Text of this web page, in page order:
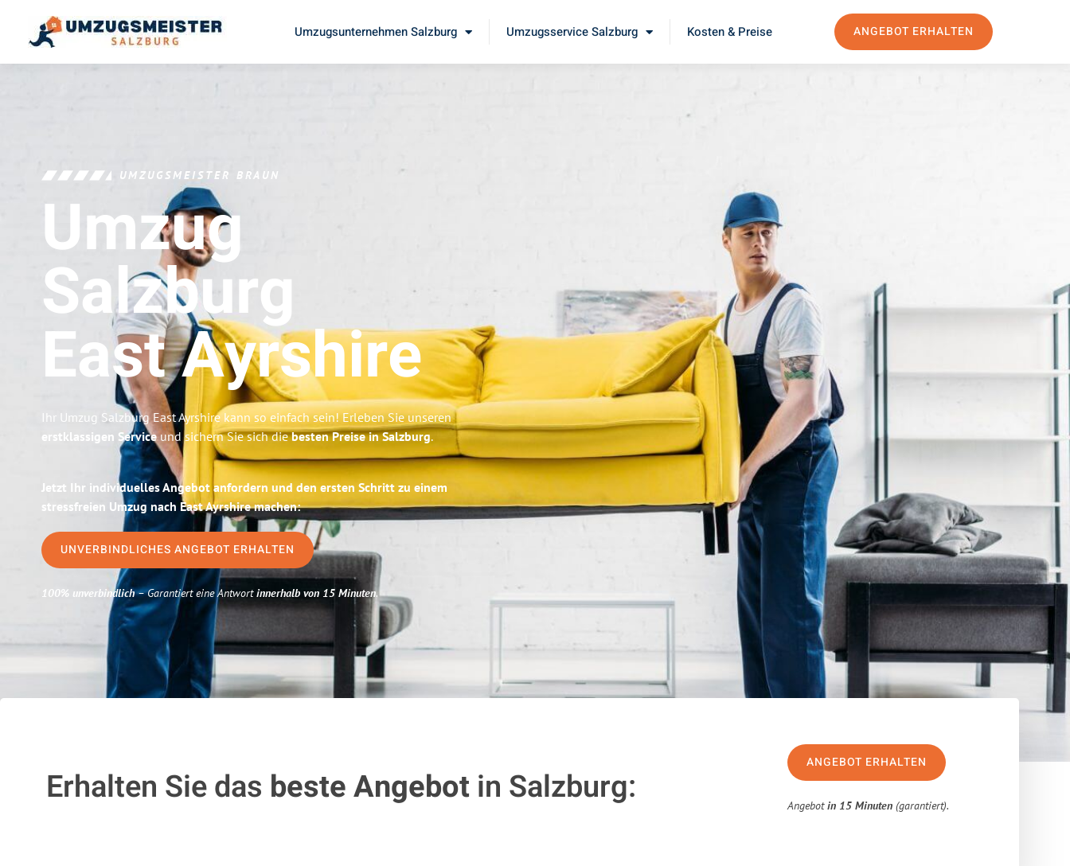
Umzugsunternehmen Salzburg Umzugsservice Salzburg Kosten & Preise ANGEBOT ERHALTEN
UMZUGSMEISTER BRAUN
Umzug
Salzburg
East Ayrshire
Ihr Umzug Salzburg East Ayrshire kann so einfach sein! Erleben Sie unseren
erstklassigen Serviceund sichern Sie sich diebesten Preise in Salzburg.
Jetzt Ihr individuelles Angebot anfordern und den ersten Schritt zu einem
stressfreien Umzug nach East Ayrshire machen:
UNVERBINDLICHES ANGEBOT ERHALTEN
100% unverbindlich– Garantiert eine Antwortinnerhalb von 15 Minuten.
Erhalten Sie das beste Angebotin Salzburg:
ANGEBOT ERHALTEN
Angebotin 15 Minuten (garantiert).